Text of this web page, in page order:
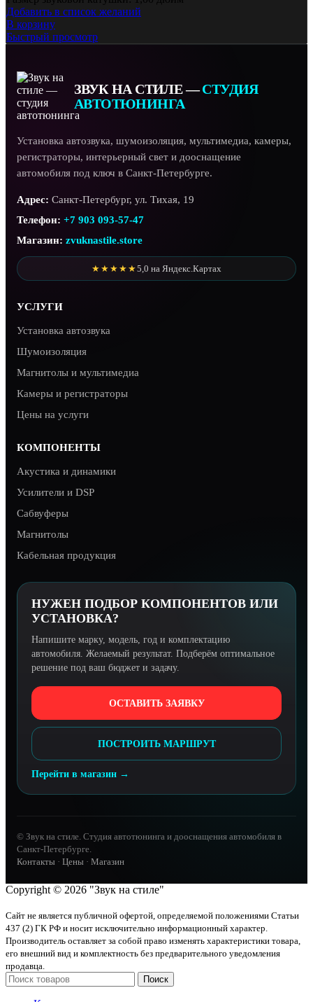
Добавить в список желаний
В корзину
Быстрый просмотр
ЗВУК НА СТИЛЕ —СТУДИЯ
АВТОТЮНИНГА
Установка автозвука, шумоизоляция, мультимедиа, камеры,
регистраторы, интерьерный свет и дооснащение
автомобиля под ключ в Санкт-Петербурге.
Адрес: Санкт-Петербург, ул. Тихая, 19
Телефон: +7 903 093-57-47
Магазин: zvuknastile.store
★★★★★5,0 на Яндекс.Картах
УСЛУГИ
Установка автозвука
Шумоизоляция
Магнитолы и мультимедиа
Камеры и регистраторы
Цены на услуги
КОМПОНЕНТЫ
Акустика и динамики
Усилители и DSP
Сабвуферы
Магнитолы
Кабельная продукция
НУЖЕН ПОДБОР КОМПОНЕНТОВ ИЛИ
УСТАНОВКА?
Напишите марку, модель, год и комплектацию
автомобиля. Желаемый результат. Подберём оптимальное
решение под ваш бюджет и задачу.
ОСТАВИТЬ ЗАЯВКУ
ПОСТРОИТЬ МАРШРУТ
Перейти в магазин →
© Звук на стиле. Студия автотюнинга и дооснащения автомобиля в
Санкт-Петербурге.
Контакты · Цены · Магазин
Copyright © 2026 "Звук на стиле"
Сайт не является публичной офертой, определяемой положениями Статьи
437 (2) ГК РФ и носит исключительно информационный характер.
Производитель оставляет за собой право изменять характеристики товара,
его внешний вид и комплектность без предварительного уведомления
продавца.
Поиск